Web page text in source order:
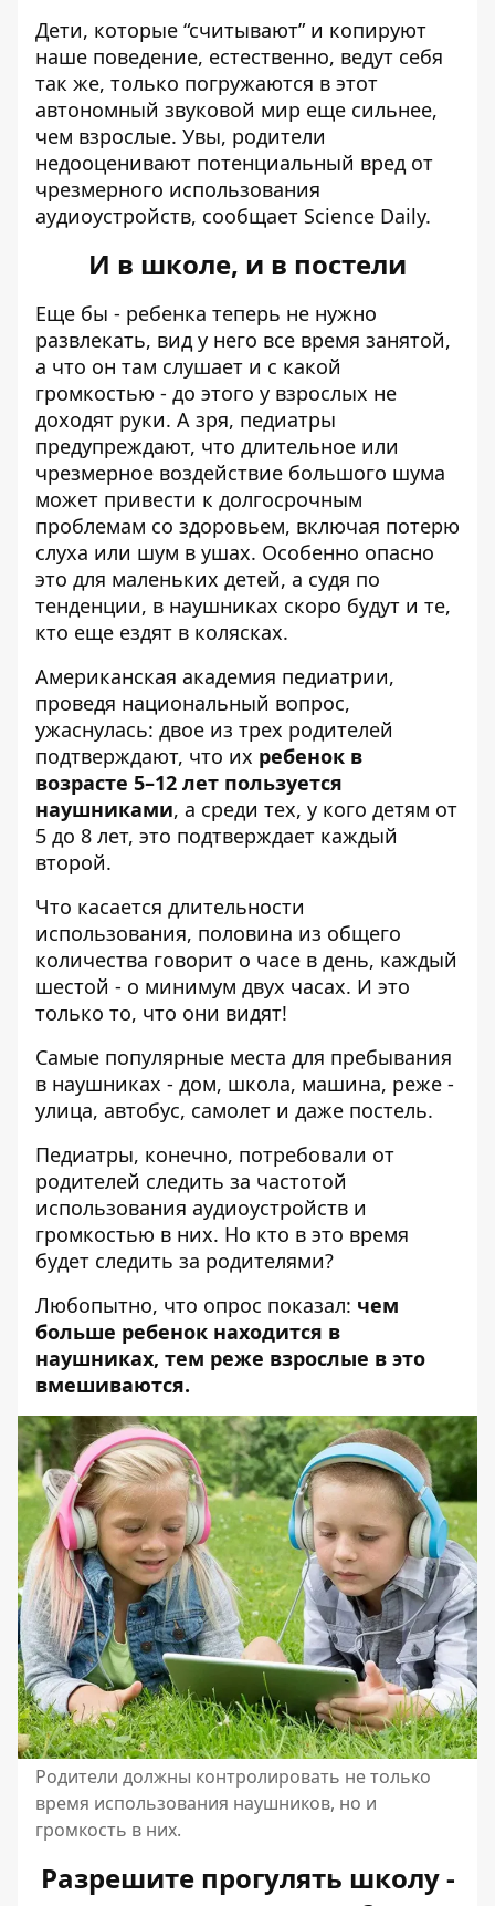
Дети, которые “считывают” и копируют
наше поведение, естественно, ведут себя
так же, только погружаются в этот
автономный звуковой мир еще сильнее,
чем взрослые. Увы, родители
недооценивают потенциальный вред от
чрезмерного использования
аудиоустройств, сообщает Science Daily.
И в школе, и в постели
Еще бы - ребенка теперь не нужно
развлекать, вид у него все время занятой,
а что он там слушает и с какой
громкостью - до этого у взрослых не
доходят руки. А зря, педиатры
предупреждают, что длительное или
чрезмерное воздействие большого шума
может привести к долгосрочным
проблемам со здоровьем, включая потерю
слуха или шум в ушах. Особенно опасно
это для маленьких детей, а судя по
тенденции, в наушниках скоро будут и те,
кто еще ездят в колясках.
Американская академия педиатрии,
проведя национальный вопрос,
ужаснулась: двое из трех родителей
подтверждают, что их ребенок в
возрасте 5–12 лет пользуется
наушниками, а среди тех, у кого детям от
5 до 8 лет, это подтверждает каждый
второй.
Что касается длительности
использования, половина из общего
количества говорит о часе в день, каждый
шестой - о минимум двух часах. И это
только то, что они видят!
Самые популярные места для пребывания
в наушниках - дом, школа, машина, реже -
улица, автобус, самолет и даже постель.
Педиатры, конечно, потребовали от
родителей следить за частотой
использования аудиоустройств и
громкостью в них. Но кто в это время
будет следить за родителями?
Любопытно, что опрос показал: чем
больше ребенок находится в
наушниках, тем реже взрослые в это
вмешиваются.
Родители должны контролировать не только
время использования наушников, но и
громкость в них.
Разрешите прогулять школу -